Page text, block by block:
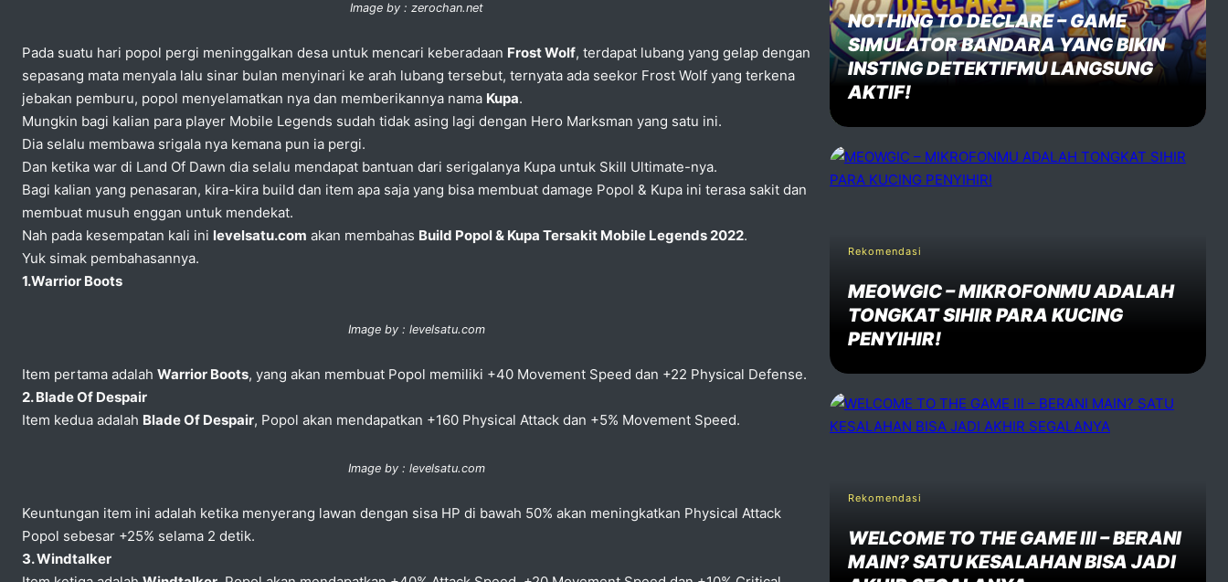
Image by : zerochan.net
Pada suatu hari popol pergi meninggalkan desa untuk mencari keberadaan Frost Wolf, terdapat lubang yang gelap dengan
sepasang mata menyala lalu sinar bulan menyinari ke arah lubang tersebut, ternyata ada seekor Frost Wolf yang terkena
jebakan pemburu, popol menyelamatkan nya dan memberikannya nama Kupa.
Mungkin bagi kalian para player Mobile Legends sudah tidak asing lagi dengan Hero Marksman yang satu ini.
Dia selalu membawa srigala nya kemana pun ia pergi.
Dan ketika war di Land Of Dawn dia selalu mendapat bantuan dari serigalanya Kupa untuk Skill Ultimate-nya.
Bagi kalian yang penasaran, kira-kira build dan item apa saja yang bisa membuat damage Popol & Kupa ini terasa sakit dan
membuat musuh enggan untuk mendekat.
Nah pada kesempatan kali ini levelsatu.com akan membahas Build Popol & Kupa Tersakit Mobile Legends 2022.
Yuk simak pembahasannya.
1.Warrior Boots
Image by : levelsatu.com
Item pertama adalah Warrior Boots, yang akan membuat Popol memiliki +40 Movement Speed dan +22 Physical Defense.
2. Blade Of Despair
Item kedua adalah Blade Of Despair, Popol akan mendapatkan +160 Physical Attack dan +5% Movement Speed.
Image by : levelsatu.com
Keuntungan item ini adalah ketika menyerang lawan dengan sisa HP di bawah 50% akan meningkatkan Physical Attack
Popol sebesar +25% selama 2 detik.
3. Windtalker
NOTHING TO DECLARE – GAME
SIMULATOR BANDARA YANG BIKIN
INSTING DETEKTIFMU LANGSUNG
AKTIF!
Rekomendasi
MEOWGIC – MIKROFONMU ADALAH
TONGKAT SIHIR PARA KUCING
PENYIHIR!
Rekomendasi
WELCOME TO THE GAME III – BERANI
MAIN? SATU KESALAHAN BISA JADI